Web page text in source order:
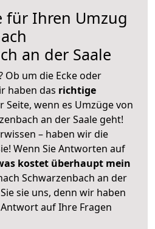
für Ihren Umzug
an der Saale
Ob um die Ecke oder
haben das richtige
Seite, wenn es Umzüge von
an der Saale geht!
– haben wir die
Wenn Sie Antworten auf
kostet überhaupt mein
Schwarzenbach an der
sie uns, denn wir haben
auf Ihre Fragen